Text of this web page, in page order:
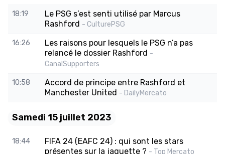
18:19
Le PSG s’est senti utilisé par Marcus
Rashford - CulturePSG
16:26
Les raisons pour lesquels le PSG n’a pas
relancé le dossier Rashford -
CanalSupporters
10:58
Accord de principe entre Rashford et
Manchester United - DailyMercato
Samedi 15 juillet 2023
18:44
FIFA 24 (EAFC 24) : qui sont les stars
présentes sur la jaquette ? - Top Mercato